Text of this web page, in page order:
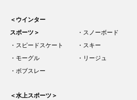
＜ウインター
スポーツ＞
・スピードスケート
・モーグル
・ボブスレー
・スノーボード
・スキー
・リージュ
＜水上スポーツ＞